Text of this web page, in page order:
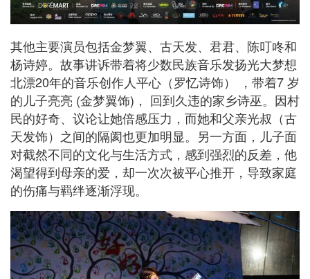
其他主要演员包括金梦翼、古天发、君君、陈叮咚和
杨诗婷。故事讲诉带着将少数民族音乐发扬光大梦想
北漂20年的音乐创作人平心（罗忆诗饰） ，带着7 岁
的儿子亮亮 (金梦翼饰)， 回到久违的家乡诗巫。因村
民的好奇、议论让她倍感压力，而她和父亲光叔（古
天发饰）之间的隔阂也更加明显。另一方面，儿子面
对截然不同的文化与生活方式，感到强烈的反差，他
渴望得到母亲的爱，却一次次被平心推开，导致家庭
的伤痛与羁绊逐渐浮现。